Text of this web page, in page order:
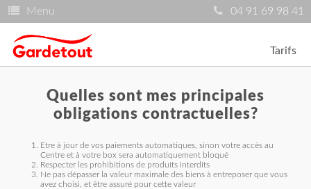
Menu 04 91 69 98 41
Tarifs
Quelles sont mes principales
obligations contractuelles?
Etre à jour de vos paiements automatiques, sinon votre accès au
Centre et à votre box sera automatiquement bloqué
Respecter les prohibitions de produits interdits
Ne pas dépasser la valeur maximale des biens à entreposer que vous
avez choisi, et être assuré pour cette valeur